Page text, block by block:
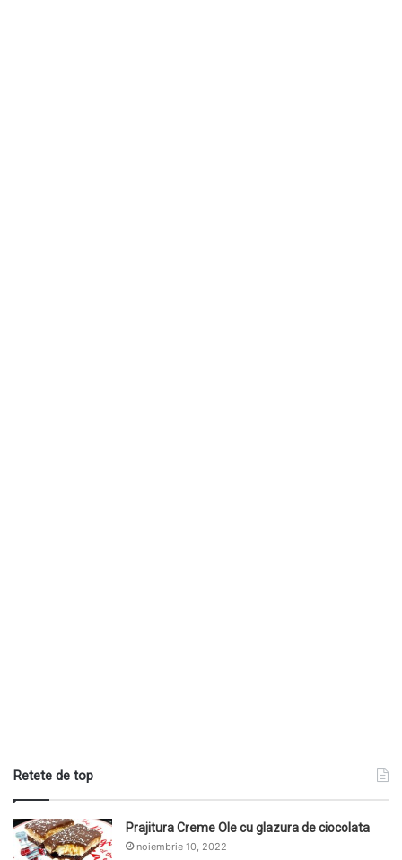
Retete de top
Prajitura Creme Ole cu glazura de ciocolata
noiembrie 10, 2022